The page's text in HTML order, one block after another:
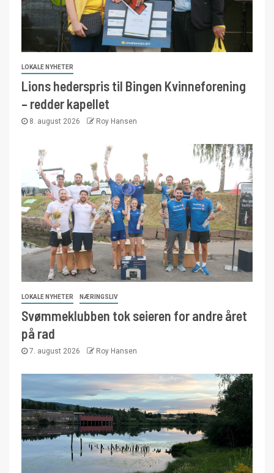
LOKALE NYHETER
Lions hederspris til Bingen Kvinneforening
– redder kapellet
8. august 2026 Roy Hansen
LOKALE NYHETER NÆRINGSLIV
Svømmeklubben tok seieren for andre året
på rad
7. august 2026 Roy Hansen